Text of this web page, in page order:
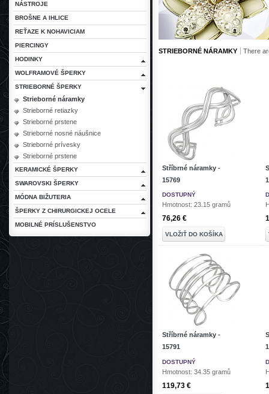
NÁSTROJE
BROŠNE A IHLICE
REŤAZE K NOHAVICIAM
PIERCINGY
HODINKY
WOLFRAMOVÉ ŠPERKY
STRIEBORNÉ ŠPERKY
Strieborné náramky
Strieborné retiazky
Strieborné prstene
Strieborné nosné náušnice
Strieborné prívesky
Strieborné prstene
KERAMICKÉ ŠPERKY
SWAROVSKI ŠPERKY
MÓDNA BIŽUTERIA
ŠPERKY Z CHIRURGICKEJ OCELE
MOBILNÉ PRÍSLUŠENSTVO
STRIEBORNÉ NÁRAMKY There
Stříbrné náramky -
15769
DOSTUPNÝ
Hmotnost: 23.15 gramů
76,26 €
VLOŽIŤ DO KOŠÍKA
Stříbrné náramky -
15791
DOSTUPNÝ
Hmotnost: 34.35 gramů
119,73 €